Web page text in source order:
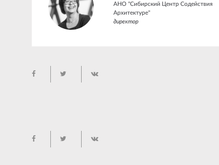
АНО "Сибирский Центр Содействия
Архитектуре"
директор